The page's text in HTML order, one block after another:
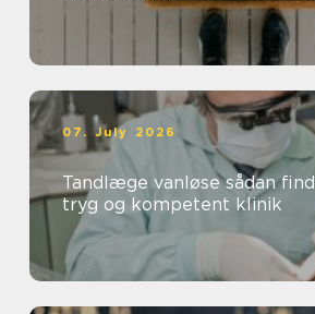
07. July 2026
Tandlæge vanløse sådan finder du en
tryg og kompetent klinik